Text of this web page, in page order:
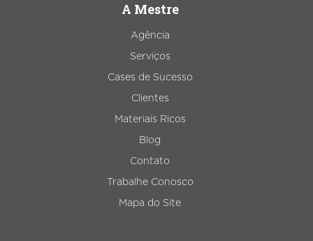
A Mestre
Agência
Serviços
Cases de Sucesso
Clientes
Materiais Ricos
Blog
Contato
Trabalhe Conosco
Mapa do Site